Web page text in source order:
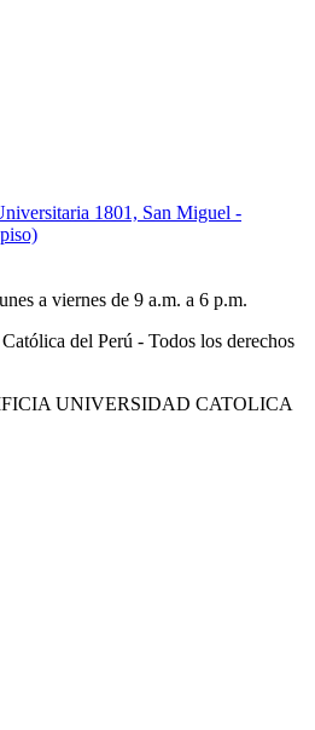
1801, San Miguel -
a viernes de 9 a.m. a 6 p.m.
del Perú - Todos los derechos
UNIVERSIDAD CATOLICA